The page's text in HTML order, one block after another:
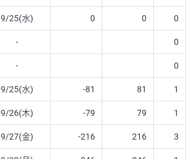
9/25(水) 0 0 0
- 0
- 0
9/25(水) -81 81 1
9/26(木) -79 79 1
9/27(金) -216 216 3